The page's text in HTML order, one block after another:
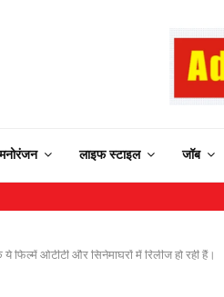
मनोरंजन लाइफ स्टाइल जॉब
ओटीटी और सिनेमाघरों में रिलीज हो रही हैं।